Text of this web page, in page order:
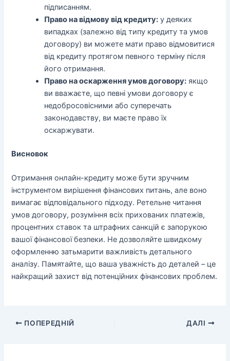
підписанням.
Право на відмову від кредиту: у деяких
випадках (залежно від типу кредиту та умов
договору) ви можете мати право відмовитися
від кредиту протягом певного терміну після
його отримання.
Право на оскарження умов договору: якщо
ви вважаєте, що певні умови договору є
недобросовісними або суперечать
законодавству, ви маєте право їх
оскаржувати.
Висновок
Отримання онлайн-кредиту може бути зручним
інструментом вирішення фінансових питань, але воно
вимагає відповідального підходу. Ретельне читання
умов договору, розуміння всіх прихованих платежів,
процентних ставок та штрафних санкцій є запорукою
вашої фінансової безпеки. Не дозволяйте швидкому
оформленню затьмарити важливість детального
аналізу. Памятайте, що ваша уважність до деталей – це
найкращий захист від потенційних фінансових проблем.
ПОПЕРЕДНІЙ ДАЛІ